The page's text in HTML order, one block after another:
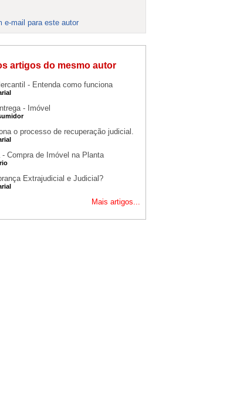
e-mail para este autor
artigos do mesmo autor
- Entenda como funciona
- Imóvel
o processo de recuperação judicial.
- Compra de Imóvel na Planta
Extrajudicial e Judicial?
Mais artigos...